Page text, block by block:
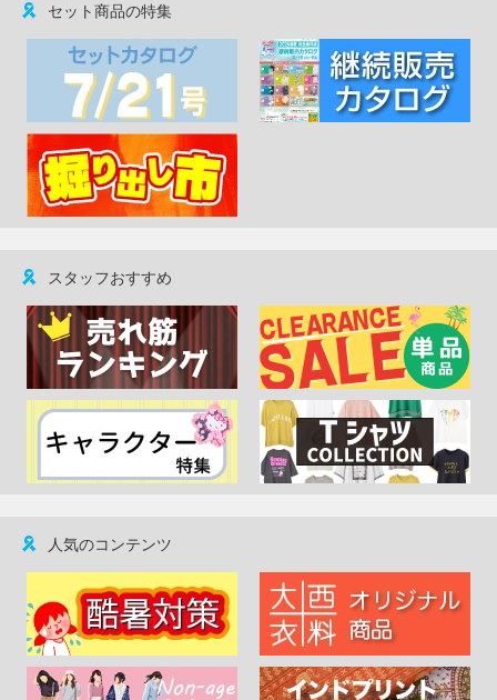
セット商品の特集
スタッフおすすめ
人気のコンテンツ